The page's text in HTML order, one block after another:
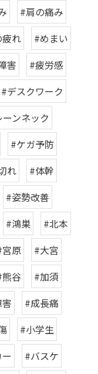
#肩の痛み
れ
#めまい
害
#疲労感
#デスクワーク
ンネック
#ケガ予防
れ
#体幹
#姿勢改善
#鴻巣
#北本
原
#大宮
谷
#加須
#成長痛
#小学生
#バスケ